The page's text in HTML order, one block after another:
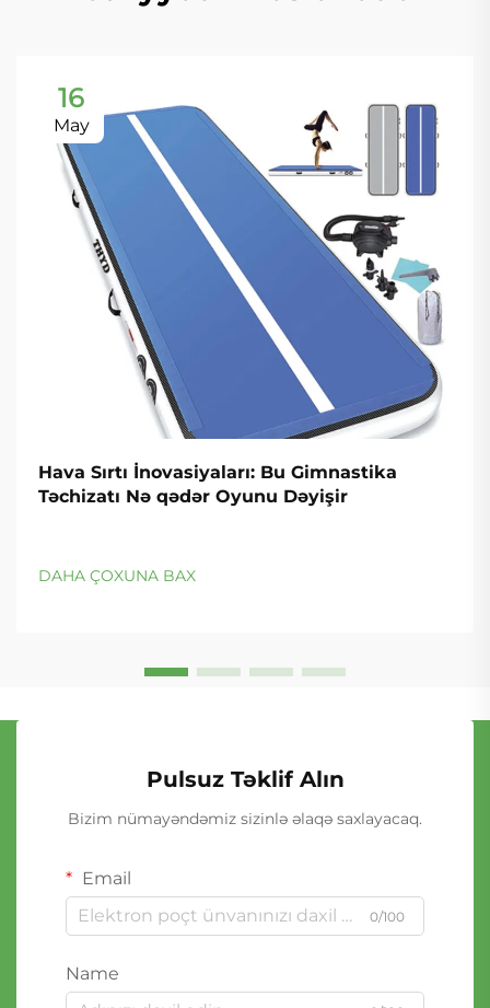
16
May
Hava Sırtı İnovasiyaları: Bu Gimnastika
Təchizatı Nə qədər Oyunu Dəyişir
DAHA ÇOXUNA BAX
Pulsuz Təklif Alın
Bizim nümayəndəmiz sizinlə əlaqə saxlayacaq.
Email
0/100
Name